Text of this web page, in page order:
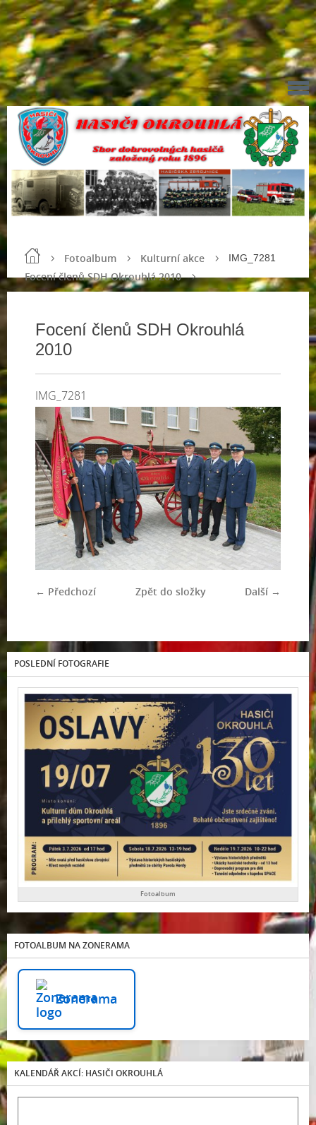
Fotoalbum
Kulturní akce
Focení členů SDH Okrouhlá 2010
IMG_7281
Focení členů SDH Okrouhlá
2010
IMG_7281
← Předchozí Další →
Zpět do složky
POSLEDNÍ FOTOGRAFIE
Fotoalbum
FOTOALBUM NA ZONERAMA
Zonerama
KALENDÁŘ AKCÍ: HASIČI OKROUHLÁ